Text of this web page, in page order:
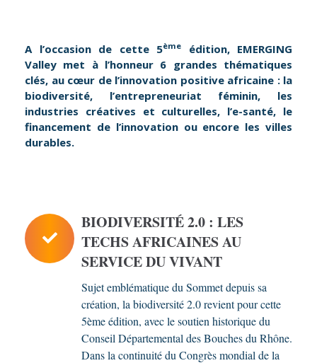
A l’occasion de cette 5ème
édition, EMERGING
Valley met à l’honneur 6 grandes thématiques
clés, au cœur de l’innovation positive africaine : la
biodiversité, l’entrepreneuriat féminin, les
industries créatives et culturelles, l’e-santé, le
financement de l’innovation ou encore les villes
durables.
BIODIVERSITÉ 2.0 : LES
TECHS AFRICAINES AU
SERVICE DU VIVANT
Sujet emblématique du Sommet depuis sa
création, la biodiversité 2.0 revient pour cette
5ème édition, avec le soutien historique du
Conseil Départemental des Bouches du Rhône.
Dans la continuité du Congrès mondial de la